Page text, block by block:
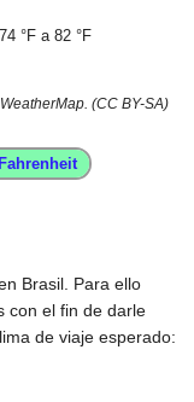
74 °F a82 °F
(CC BY-SA)
Brasil. Para ello
con el fin de darle
de viaje esperado: